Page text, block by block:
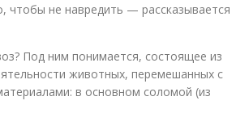
чтобы не навредить — рассказывается
Под ним понимается, состоящее из
животных, перемешанных с
в основном соломой (из